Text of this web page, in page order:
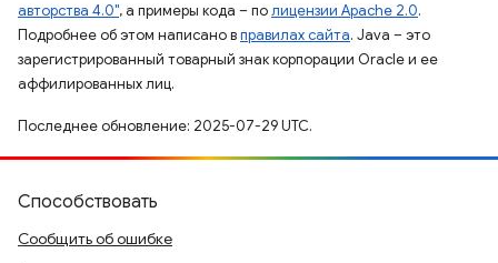
авторства 4.0", а примеры кода – полицензии Apache 2.0.
Подробнее об этом написано вправилах сайта. Java – это
зарегистрированный товарный знак корпорации Oracle и ее
аффилированных лиц.
Последнее обновление: 2025-07-29 UTC.
Способствовать
Сообщить об ошибке